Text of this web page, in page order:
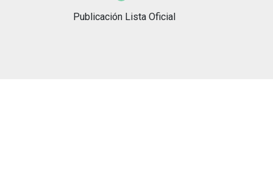
Publicación Lista Oficial